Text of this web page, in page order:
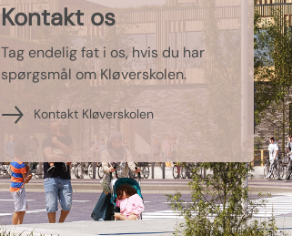
Kontakt os
Tag endelig fat i os, hvis du har
spørgsmål om Kløverskolen.
Kontakt Kløverskolen